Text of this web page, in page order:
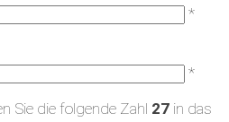
*
*
Sie die folgende Zahl 27 in das